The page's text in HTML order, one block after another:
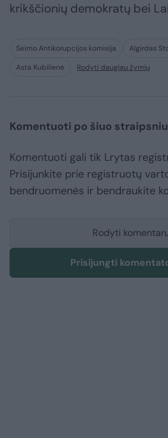
krikščionių demokratų bei
Seimo Antikorupcijos komisija
Algirdas
Asta Kubilienė
Rodyti daugiau žymių
Komentuoti po šiuo straipsniu
Komentuoti gali tik Lrytas
Prisijunkite prie registruotų
bendruomenės ir bendraukite
Rodyti
Prisijungti